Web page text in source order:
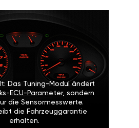
Das Tuning-Modul ändert
ECU-Parameter, sondern
die Sensormesswerte.
die Fahrzeuggarantie
erhalten.